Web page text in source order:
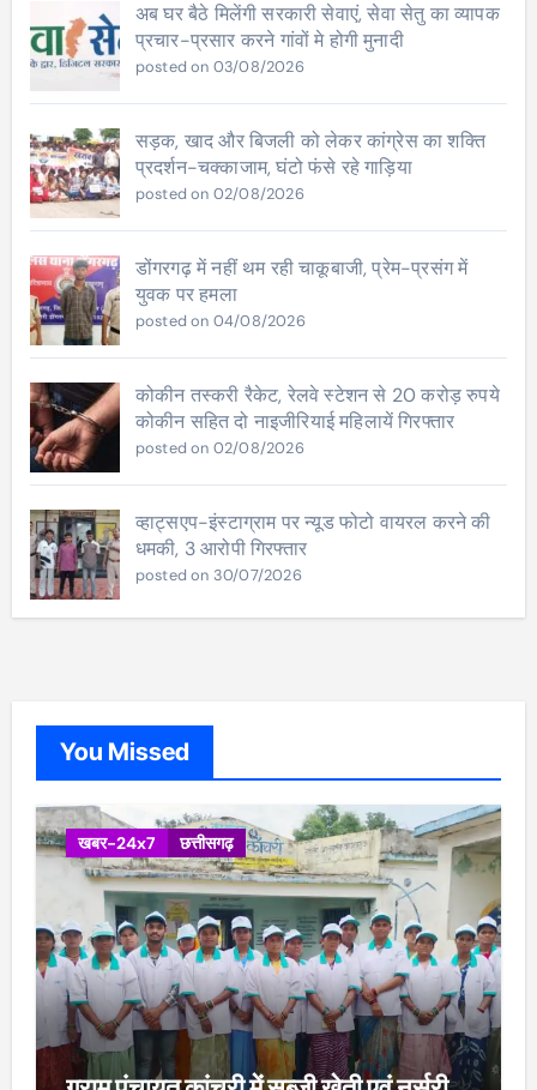
अब घर बैठे मिलेंगी सरकारी सेवाएं, सेवा सेतु का व्यापक
प्रचार-प्रसार करने गांवों मे होगी मुनादी
posted on 03/08/2026
सड़क, खाद और बिजली को लेकर कांग्रेस का शक्ति
प्रदर्शन-चक्काजाम, घंटो फंसे रहे गाड़िया
posted on 02/08/2026
डोंगरगढ़ में नहीं थम रही चाकूबाजी, प्रेम-प्रसंग में
युवक पर हमला
posted on 04/08/2026
कोकीन तस्करी रैकेट, रेलवे स्टेशन से 20 करोड़ रुपये
कोकीन सहित दो नाइजीरियाई महिलायें गिरफ्तार
posted on 02/08/2026
व्हाट्सएप-इंस्टाग्राम पर न्यूड फोटो वायरल करने की
धमकी, 3 आरोपी गिरफ्तार
posted on 30/07/2026
You Missed
खबर-24x7 छत्तीसगढ़